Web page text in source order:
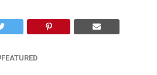
FEATURED